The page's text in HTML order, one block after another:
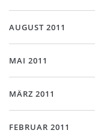
AUGUST 2011
MAI 2011
MÄRZ 2011
FEBRUAR 2011